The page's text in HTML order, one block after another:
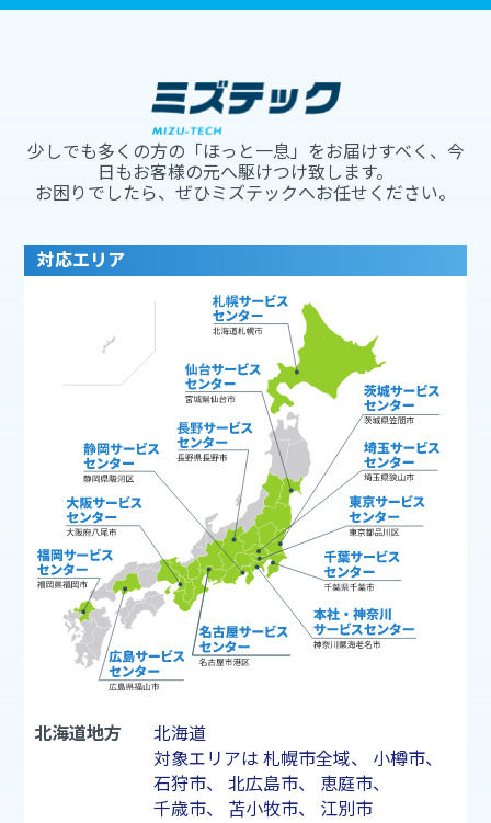
少しでも多くの方の「ほっと一息」をお届けすべく、今
日もお客様の元へ駆けつけ致します。
お困りでしたら、ぜひミズテックへお任せください。
対応エリア
北海道地方
北海道
対象エリアは 札幌市全域、 小樽市、
石狩市、 北広島市、 恵庭市、
千歳市、 苫小牧市、 江別市